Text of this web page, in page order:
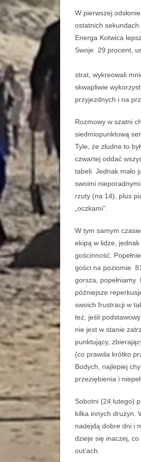
W pierwszej
ostatnich
Energa Kotwica
Swoje 29
W drugiej
strat, wykreowali
skwapliwie
przyjezdnych i na
Rozmowy w szatni
siedmiopunktową
Tyle, że złudne to
czwartej oddać
tabeli. Jednak mało
swoimi
rzuty (na 14), plus
W tym samym
ekipą w lidze,
gościnność.
gości na poziomie
gorsza, popełniamy
późniejsze
swoich frustracji w
też, jeśli
nie jest w stanie
punktujący,
(co prawda krótko
Bodych, najlepiej
przeziębienia i
Sobotni (24 lutego)
kilka innych drużyn.
nadejdą dobre dni i
dzieje się inaczej,
out’ach.